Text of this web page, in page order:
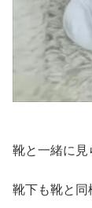
靴と一緒に見
靴下も靴と同